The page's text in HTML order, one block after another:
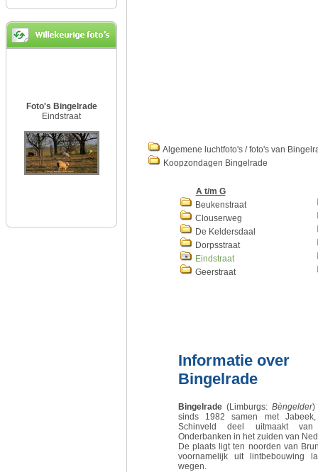
Foto's Bingelrade
Eindstraat
Algemene luchtfoto's / foto's van
Koopzondagen Bingelrade
A t/m G
Beukenstraat
Clouserweg
De Keldersdaal
Dorpsstraat
Eindstraat
Geerstraat
Informatie over
Bingelrade
Bingelrade(Limburgs:Bèngelder)
sinds 1982 samen met
Schinveld deel uitmaakt
Onderbanken in het zuiden van
De plaats ligt ten noorden van
voornamelijk uit lintbebouwing
wegen.